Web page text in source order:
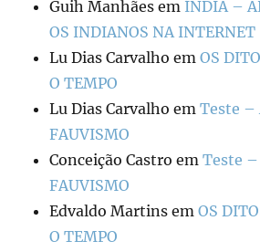
Guih Manhães em ÍNDIA –
OS INDIANOS NA INTERNET
Lu Dias Carvalho emOS
O TEMPO
Lu Dias Carvalho emTeste –
FAUVISMO
Conceição Castro emTeste –
FAUVISMO
Edvaldo Martins emOS
O TEMPO